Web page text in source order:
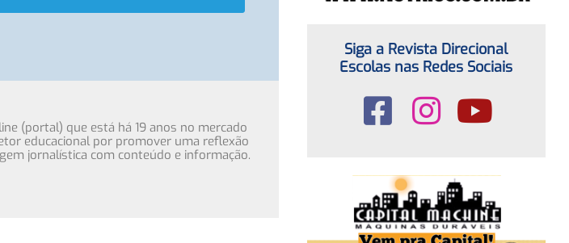
(portal) que está há 19 anos no mercado
educacional por promover uma reflexão
jornalística com conteúdo e informação.
Siga a Revista Direcional
Escolas nas Redes Sociais